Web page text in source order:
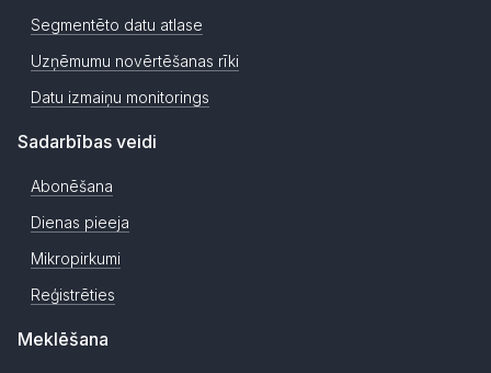
Segmentēto datu atlase
Uzņēmumu novērtēšanas rīki
Datu izmaiņu monitorings
Sadarbības veidi
Abonēšana
Dienas pieeja
Mikropirkumi
Reģistrēties
Meklēšana